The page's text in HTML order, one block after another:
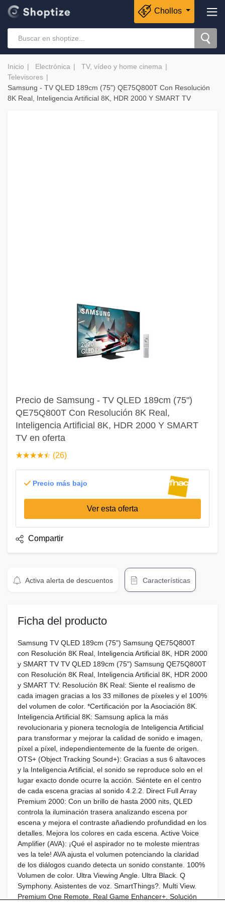
Chollos
Inicio Electrónica
TV, vídeo y home cinema
Televisores
Samsung - TV QLED 189cm (75") QE75Q800T Con Resolución
8K Real, Inteligencia Artificial 8K, HDR 2000 Y SMART TV
Precio de Samsung - TV QLED 189cm (75")
QE75Q800T Con Resolución 8K Real,
Inteligencia Artificial 8K, HDR 2000 Y SMART
TV en oferta
☆☆☆☆☆
★★★★★ (26)
Precio más bajo
Ver esta oferta
Compartir
Activa alerta de descuentos Características
Ficha del producto
Samsung TV QLED 189cm (75") Samsung QE75Q800T
con Resolución 8K Real, Inteligencia Artificial 8K, HDR 2000
y SMART TV TV QLED 189cm (75") Samsung QE75Q800T
con Resolución 8K Real, Inteligencia Artificial 8K, HDR 2000
y SMART TV: Resolución 8K Real: Siente el realismo de
cada imagen gracias a los 33 millones de píxeles y el 100%
del volumen de color. *Certificación por la Asociación 8K.
Inteligencia Artificial 8K: Samsung aplica la más
revolucionaria y pionera tecnología de Inteligencia Artificial
para transformar y mejorar la calidad de sonido e imagen,
píxel a píxel, independientemente de la fuente de origen.
OTS+ (Object Tracking Sound+): Gracias a sus 6 altavoces
y la Inteligencia Artificial, el sonido se reproduce solo en el
lugar exacto donde ocurre la acción. Siéntete en el centro
de cada escena gracias al sonido 4.2.2. Direct Full Array
Premium 2000: Con un brillo de hasta 2000 nits, QLED
controla la iluminación trasera analizando escena por
escena y mejora el contraste añadiendo profundidad en los
detalles. Mejora los colores en cada escena. Active Voice
Amplifier (AVA): ¡Qué el aspirador no te moleste mientras
ves la tele! AVA ajusta el volumen potenciando la claridad
de los diálogos cuando detecta un sonido constante. 100%
Volumen de color. Ultra Viewing Angle. Ultra Black. Q
Symphony. Asistentes de voz. SmartThings?. Multi View.
Premium One Remote. Real Game Enhancer+. Solución